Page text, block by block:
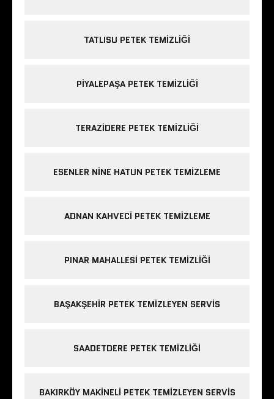
TATLISU PETEK TEMIZLIĞI
PIYALEPAŞA PETEK TEMIZLIĞI
TERAZIDERE PETEK TEMIZLIĞI
ESENLER NINE HATUN PETEK TEMIZLEME
ADNAN KAHVECI PETEK TEMIZLEME
PINAR MAHALLESI PETEK TEMIZLIĞI
BAŞAKŞEHIR PETEK TEMIZLEYEN SERVIS
SAADETDERE PETEK TEMIZLIĞI
BAKIRKÖY MAKINELI PETEK TEMIZLEYEN SERVIS